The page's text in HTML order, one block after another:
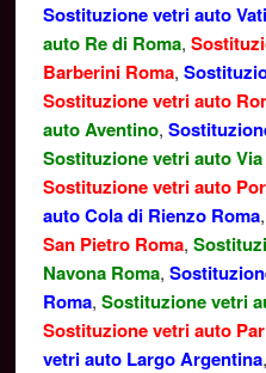
Sostituzione vetri auto
auto Re di Roma,
Barberini Roma,
Sostituzione vetri auto
auto Aventino,
Sostituzione vetri auto Via
Sostituzione vetri auto
auto Cola di Rienzo Roma,
San Pietro Roma,
Navona Roma,
Roma, Sostituzione vetri
Sostituzione vetri auto
vetri auto Largo Argentina,